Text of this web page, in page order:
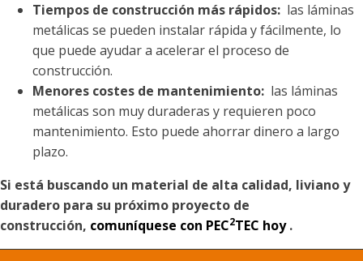
Tiempos de construcción más rápidos: las láminas
metálicas se pueden instalar rápida y fácilmente, lo
que puede ayudar a acelerar el proceso de
construcción.
Menores costes de mantenimiento: las láminas
metálicas son muy duraderas y requieren poco
mantenimiento. Esto puede ahorrar dinero a largo
plazo.
Si está buscando un material de alta calidad, liviano y
duradero para su próximo proyecto de
construcción, comuníquese con PEC2TEC hoy.